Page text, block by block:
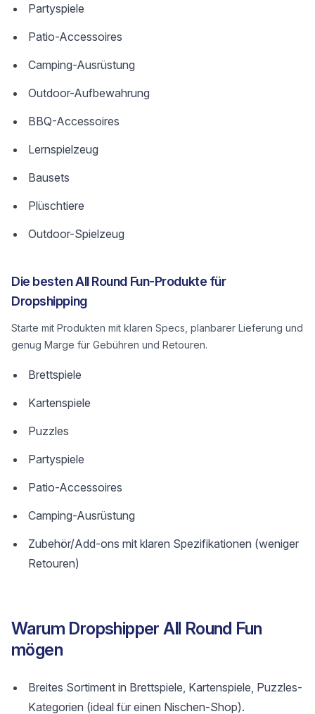
Partyspiele
Patio-Accessoires
Camping-Ausrüstung
Outdoor-Aufbewahrung
BBQ-Accessoires
Lernspielzeug
Bausets
Plüschtiere
Outdoor-Spielzeug
Die besten All Round Fun-Produkte für
Dropshipping
Starte mit Produkten mit klaren Specs, planbarer Lieferung und
genug Marge für Gebühren und Retouren.
Brettspiele
Kartenspiele
Puzzles
Partyspiele
Patio-Accessoires
Camping-Ausrüstung
Zubehör/Add-ons mit klaren Spezifikationen (weniger
Retouren)
Warum Dropshipper All Round Fun
mögen
Breites Sortiment in Brettspiele, Kartenspiele, Puzzles-
Kategorien (ideal für einen Nischen-Shop).